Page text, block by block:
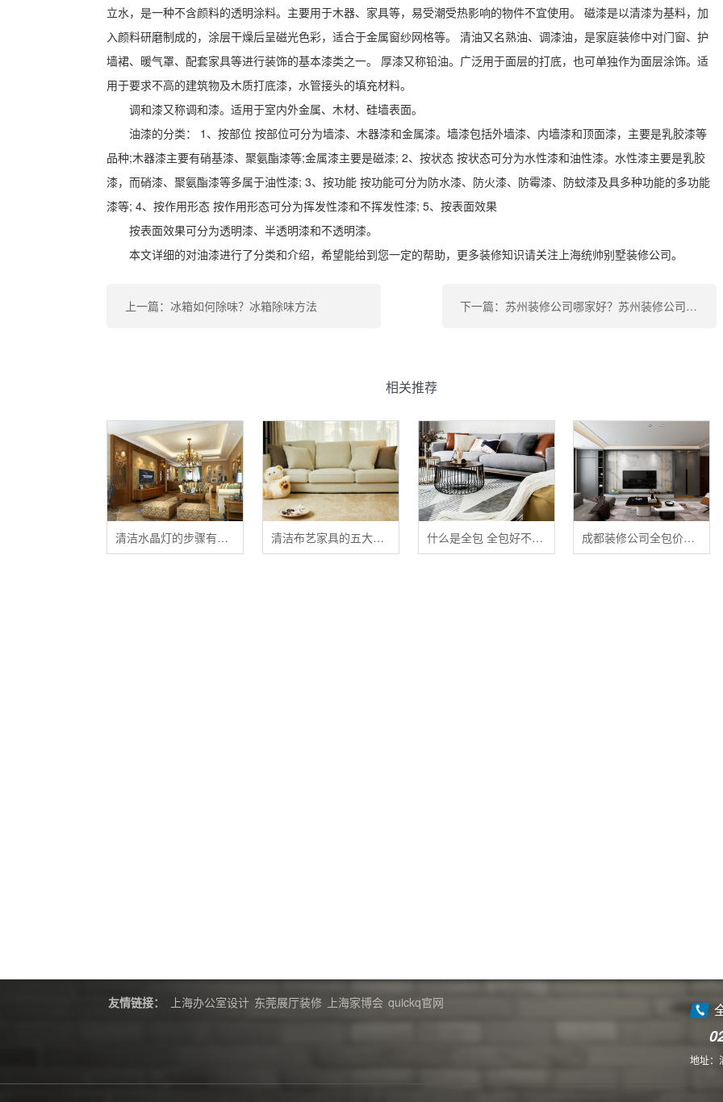
立水，是一种不含颜料的透明涂料。主要用于木器、家具等，易受潮受热影响的物件不宜使用。 磁漆是以清漆为基料，加
入颜料研磨制成的，涂层干燥后呈磁光色彩，适合于金属窗纱网格等。 清油又名熟油、调漆油，是家庭装修中对门窗、护
墙裙、暖气罩、配套家具等进行装饰的基本漆类之一。 厚漆又称铅油。广泛用于面层的打底，也可单独作为面层涂饰。适
用于要求不高的建筑物及木质打底漆，水管接头的填充材料。
调和漆又称调和漆。适用于室内外金属、木材、硅墙表面。
油漆的分类： 1、按部位 按部位可分为墙漆、木器漆和金属漆。墙漆包括外墙漆、内墙漆和顶面漆，主要是乳胶漆等
品种;木器漆主要有硝基漆、聚氨酯漆等;金属漆主要是磁漆; 2、按状态 按状态可分为水性漆和油性漆。水性漆主要是乳胶
漆，而硝漆、聚氨酯漆等多属于油性漆; 3、按功能 按功能可分为防水漆、防火漆、防霉漆、防蚊漆及具多种功能的多功能
漆等; 4、按作用形态 按作用形态可分为挥发性漆和不挥发性漆; 5、按表面效果
按表面效果可分为透明漆、半透明漆和不透明漆。
本文详细的对油漆进行了分类和介绍，希望能给到您一定的帮助，更多装修知识请关注上海统帅别墅装修公司。
上一篇：冰箱如何除味？冰箱除味方法 下一篇：苏州装修公司哪家好？苏州装修公司十大品牌排行榜
相关推荐
清洁水晶灯的步骤有哪些？ 清洁布艺家具的五大禁忌 什么是全包 全包好不好 全包装修注意事项有哪些 成都装修公司全包价格 成都全包装修多少钱一平
友情链接： 上海办公室设计 东莞展厅装修 上海家博会 quickq官网
地址：